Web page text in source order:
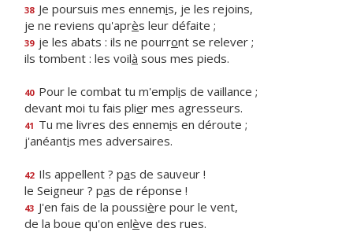
38 Je poursuis mes ennemis, je les rejoins,
je ne reviens qu'après leur défaite ;
39 je les abats : ils ne pourront se relever ;
ils tombent : les voilà sous mes pieds.
40 Pour le combat tu m'emplis de vaillance ;
devant moi tu fais plier mes agresseurs.
41 Tu me livres des ennemis en déroute ;
j'anéantis mes adversaires.
42 Ils appellent ? pas de sauveur !
le Seigneur ? pas de réponse !
43 J'en fais de la poussière pour le vent,
de la boue qu'on enlève des rues.